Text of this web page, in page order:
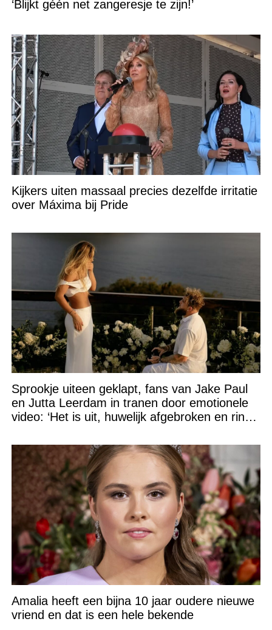
‘Blijkt géén net zangeresje te zijn!’
Kijkers uiten massaal precies dezelfde irritatie
over Máxima bij Pride
Sprookje uiteen geklapt, fans van Jake Paul
en Jutta Leerdam in tranen door emotionele
video: ‘Het is uit, huwelijk afgebroken en ring
Amalia heeft een bijna 10 jaar oudere nieuwe
vriend en dat is een hele bekende